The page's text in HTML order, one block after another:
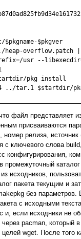
$pkgname-$pkgver
heap-overflow.patch
usr --
pkg install
../tar.1 $startdir/
файл представляет
присваиваются
номер релиза,
с ключевого слова
конфигурирования,
промежуточный
исходников,
пакета текущим и
без параметров.
с исходными
и, если исходники не
через pacman, который
wget. После того